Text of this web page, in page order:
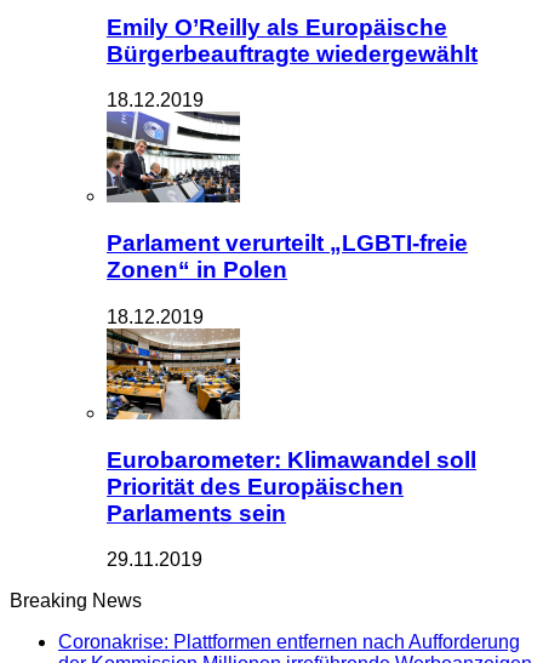
Emily O’Reilly als Europäische
Bürgerbeauftragte wiedergewählt
18.12.2019
Parlament verurteilt „LGBTI-freie
Zonen“ in Polen
18.12.2019
Eurobarometer: Klimawandel soll
Priorität des Europäischen
Parlaments sein
29.11.2019
Breaking News
Coronakrise: Plattformen entfernen nach Aufforderung